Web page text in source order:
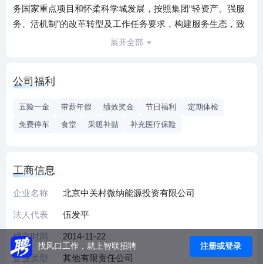
务国家重点项目和怀柔科学城发展，按照集团“轻资产、强服
务、活机制”的改革转型及工作任务要求，构建服务生态，致
力支撑怀柔科学城科技成果转化的服务，导入集团科技服
展开全部
公司福利
五险一金 带薪年假 绩效奖金 节日福利
定期体检
免费停车
食堂 采暖补贴 补充医疗保险
工商信息
企业名称 北京中关村微纳能源投资有限公司
法人代表 伍发平
成立时间 2014-11-22
企业类型 其他有限责任公司
找风口工作，就上智联招聘 注册或登录